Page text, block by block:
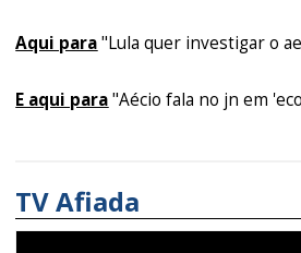
Aqui para"Lula quer investigar o
E aqui para"Aécio fala no jn em
TV Afiada